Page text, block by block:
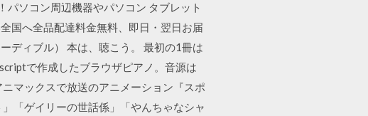
ソコン周辺機器やパソコン タブレット
国へ全品配達料金無料、即日・翌日お届
ディブル） 本は、聴こう。 最初の1冊は
で作成したブラウザピアノ。音源は
マックスで放送のアニメーション『スポ
「ゲイリーの世話係」「やんちゃなシャ